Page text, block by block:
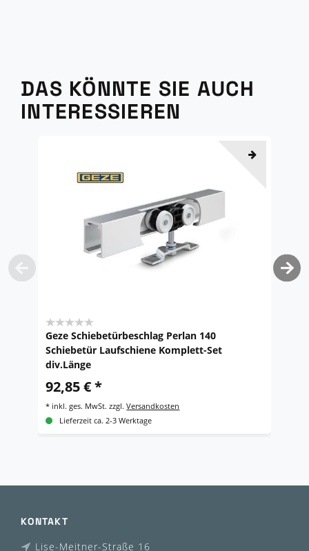
DAS KÖNNTE SIE AUCH
INTERESSIEREN
Geze Schiebetürbeschlag Perlan 140
Schiebetür Laufschiene Komplett-Set
div.Länge
92,85 € *
* inkl. ges. MwSt. zzgl.Versandkosten
Lieferzeit ca. 2-3 Werktage
KONTAKT
Lise-Meitner-Straße 16